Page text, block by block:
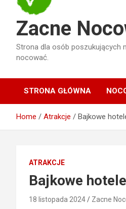
Zacne
Strona dla osób poszukujących
nocować.
STRONA GŁÓWNA
Home Atrakcje Bajkowe
ATRAKCJE
Bajkowe
18 listopada 2024 Zacne